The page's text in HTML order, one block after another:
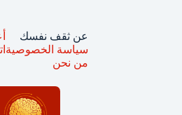
عن ثقف نفسك
سياسة الخصوصية
من نحن